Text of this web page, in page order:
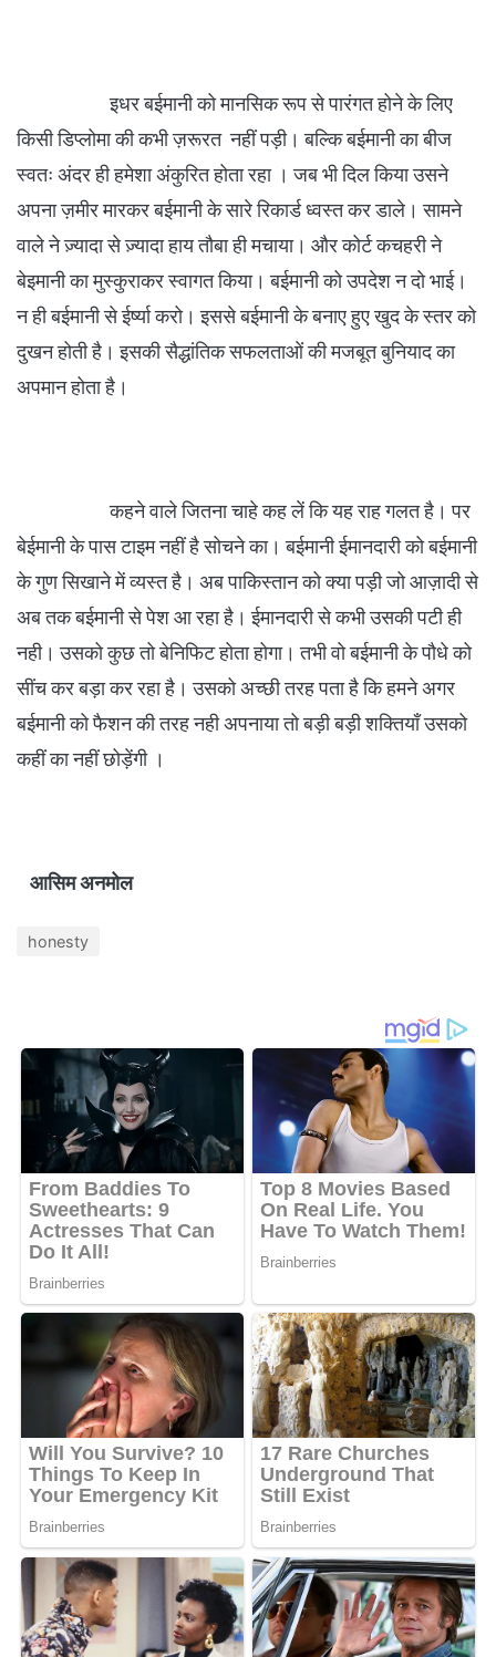
इधर बईमानी को मानसिक रूप से पारंगत होने के लिए
किसी डिप्लोमा की कभी ज़रूरत नहीं पड़ी। बल्कि बईमानी का बीज
स्वतः अंदर ही हमेशा अंकुरित होता रहा । जब भी दिल किया उसने
अपना ज़मीर मारकर बईमानी के सारे रिकार्ड ध्वस्त कर डाले। सामने
वाले ने ज़्यादा से ज़्यादा हाय तौबा ही मचाया। और कोर्ट कचहरी ने
बेइमानी का मुस्कुराकर स्वागत किया। बईमानी को उपदेश न दो भाई।
न ही बईमानी से ईर्ष्या करो। इससे बईमानी के बनाए हुए खुद के स्तर को
दुखन होती है। इसकी सैद्धांतिक सफलताओं की मजबूत बुनियाद का
अपमान होता है।
कहने वाले जितना चाहे कह लें कि यह राह गलत है। पर
बेईमानी के पास टाइम नहीं है सोचने का। बईमानी ईमानदारी को बईमानी
के गुण सिखाने में व्यस्त है। अब पाकिस्तान को क्या पड़ी जो आज़ादी से
अब तक बईमानी से पेश आ रहा है। ईमानदारी से कभी उसकी पटी ही
नही। उसको कुछ तो बेनिफिट होता होगा। तभी वो बईमानी के पौधे को
सींच कर बड़ा कर रहा है। उसको अच्छी तरह पता है कि हमने अगर
बईमानी को फैशन की तरह नही अपनाया तो बड़ी बड़ी शक्तियाँ उसको
कहीं का नहीं छोड़ेंगी ।
आसिम अनमोल
honesty